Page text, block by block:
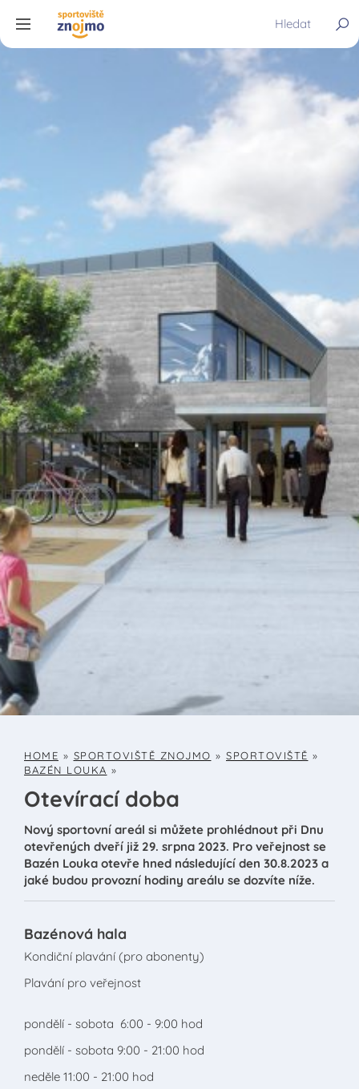
HOME » SPORTOVIŠTĚ ZNOJMO » SPORTOVIŠTĚ »
BAZÉN LOUKA »
Otevírací doba
Nový sportovní areál si můžete prohlédnout při Dnu
otevřených dveří již 29. srpna 2023. Pro veřejnost se
Bazén Louka otevře hned následující den 30.8.2023 a
jaké budou provozní hodiny areálu se dozvíte níže.
Bazénová hala
Kondiční plavání (pro abonenty)
Plavání pro veřejnost
pondělí - sobota 6:00 - 9:00 hod
pondělí - sobota 9:00 - 21:00 hod
neděle 11:00 - 21:00 hod